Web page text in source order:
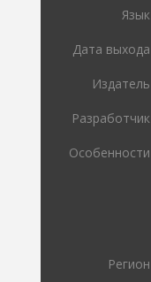
Язык
Дата выхода
Издатель
Разработчик
Особенности
Регион